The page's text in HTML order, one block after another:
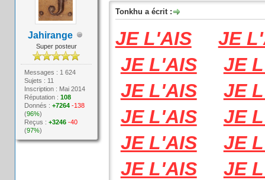
Jahirange
Super posteur
Messages : 1 624
Sujets : 11
Inscription : Mai 2014
Réputation :108
Donnés :+7264 -138
(96%)
Reçus :+3246 -40
(97%)
Tonkhu a écrit :
JE L'AIS
JE
JE L'AIS
JE
JE L'AIS
JE
JE L'AIS
JE
JE L'AIS
JE
JE L'AIS
JE